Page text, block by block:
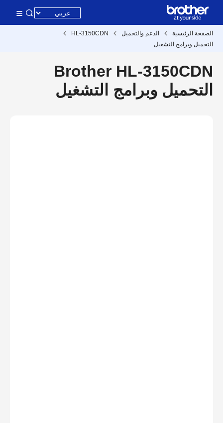
الصفحة الرئيسية الدعم والتحميل
HL-3150CDN
التحميل وبرامج التشغيل
Brother HL-3150CDN
التحميل وبرامج التشغيل